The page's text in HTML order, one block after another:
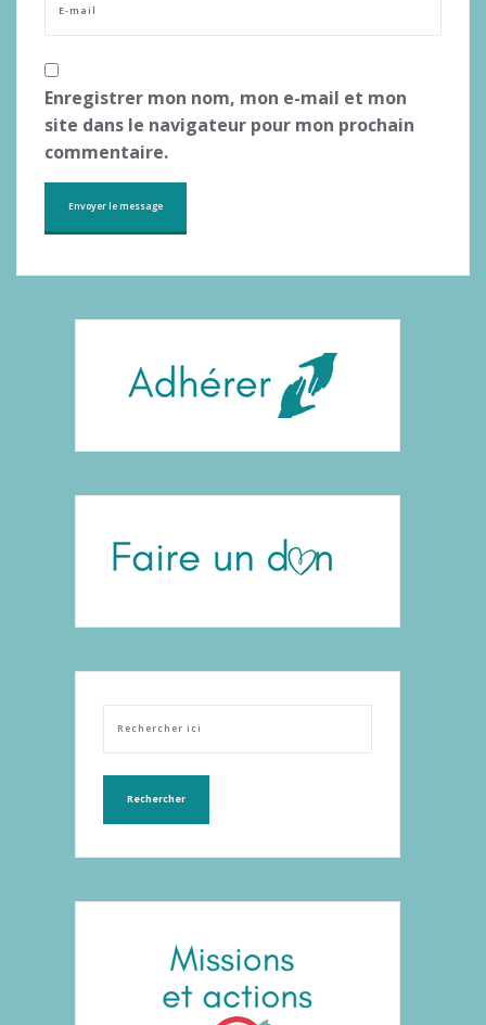
Enregistrer mon nom, mon e-mail et mon
site dans le navigateur pour mon prochain
commentaire.